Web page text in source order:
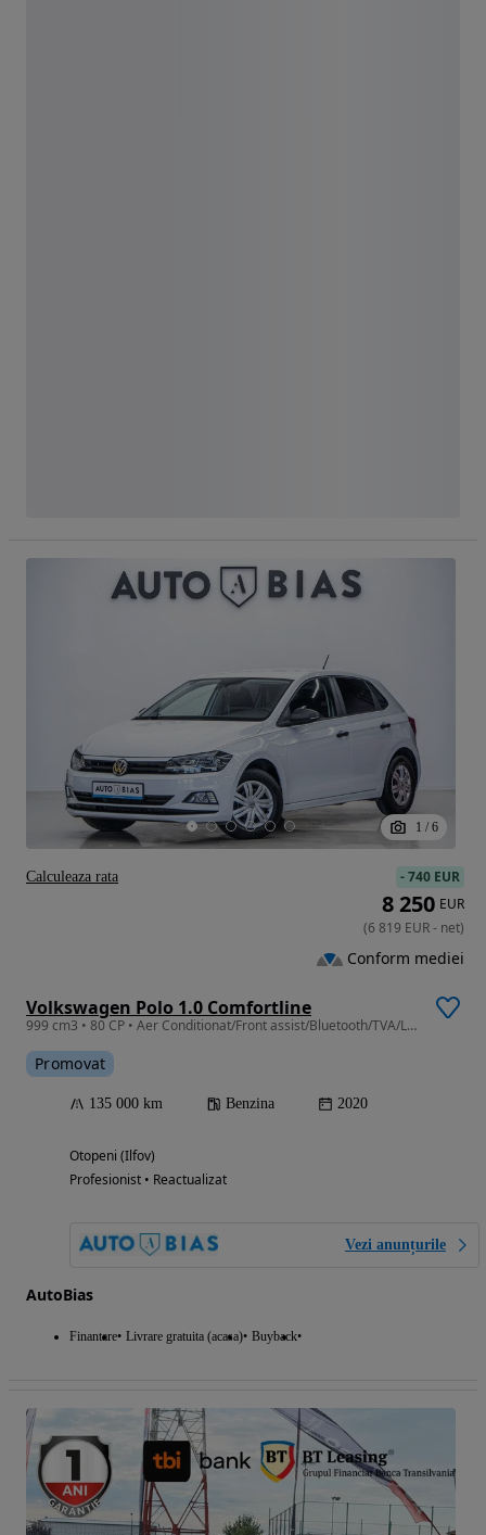
1 / 6
Volkswagen Polo 1.0 Comfortline
999 cm3 • 80 CP • Aer Conditionat/Front assist/Bluetooth/TVA/Leasing-Rate FARA AVANS
Promovat
135 000 km Benzina 2020
Otopeni (Ilfov)
Profesionist • Reactualizat
Vezi anunțurile
AutoBias
Finantare Livrare gratuita (acasa) Buyback
-740 EUR
8 250 EUR
(6 819 EUR- net)
Conform mediei
Calculeaza rata